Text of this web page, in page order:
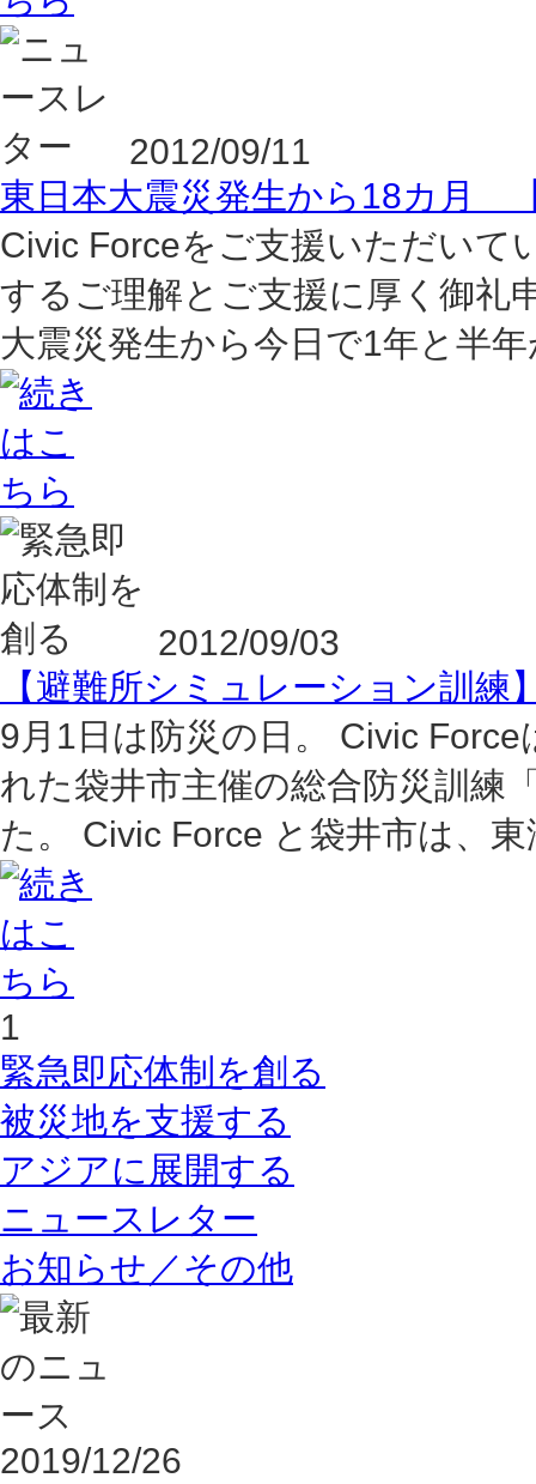
2012/09/11
東日本大震災発生から18カ月
Civic Forceをご支援いただいて
するご理解とご支援に厚く御礼
大震災発生から今日で1年と半
2012/09/03
【避難所シミュレーション訓
9月1日は防災の日。 Civic
れた袋井市主催の総合防災訓練
た。 Civic Force と袋井市は、
1
緊急即応体制を創る
被災地を支援する
アジアに展開する
ニュースレター
お知らせ／その他
2019/12/26